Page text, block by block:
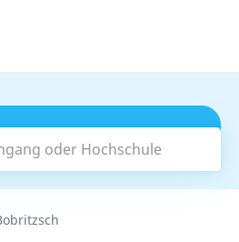
oder Hochschule
Suchen